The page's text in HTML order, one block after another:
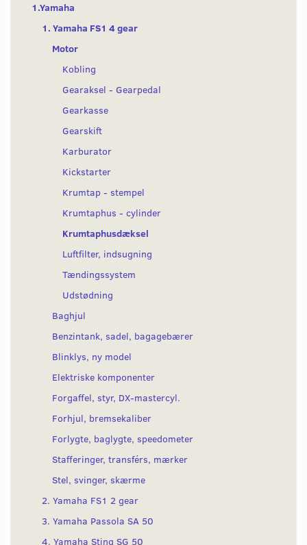
1.Yamaha
1. Yamaha FS1 4 gear
Motor
Kobling
Gearaksel - Gearpedal
Gearkasse
Gearskift
Karburator
Kickstarter
Krumtap - stempel
Krumtaphus - cylinder
Krumtaphusdæksel
Luftfilter, indsugning
Tændingssystem
Udstødning
Baghjul
Benzintank, sadel, bagagebærer
Blinklys, ny model
Elektriske komponenter
Forgaffel, styr, DX-mastercyl.
Forhjul, bremsekaliber
Forlygte, baglygte, speedometer
Stafferinger, transférs, mærker
Stel, svinger, skærme
2. Yamaha FS1 2 gear
3. Yamaha Passola SA 50
4. Yamaha Sting SG 50